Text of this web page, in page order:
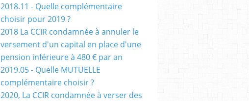
2018.11 - Quelle complémentaire
choisir pour 2019 ?
2018 La CCIR condamnée à annuler le
versement d'un capital en place d'une
pension inférieure à 480 € par an
2019.05 - Quelle MUTUELLE
complémentaire choisir ?
2020, La CCIR condamnée à verser des